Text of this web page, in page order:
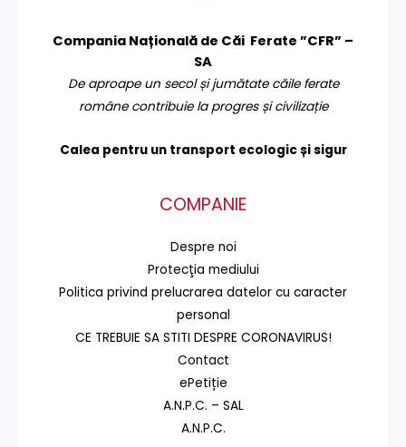
Compania Națională de Căi Ferate ”CFR” –
SA
De aproape un secol și jumătate căile ferate
române contribuie la progres și civilizație
Calea pentru un transport ecologic și sigur
COMPANIE
Despre noi
Protecţia mediului
Politica privind prelucrarea datelor cu caracter
personal
CE TREBUIE SA STITI DESPRE CORONAVIRUS!
Contact
ePetiție
A.N.P.C. – SAL
A.N.P.C.